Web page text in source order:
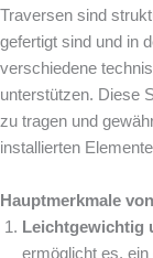
Traversen sind
gefertigt sind und in
verschiedene
unterstützen. Diese
zu tragen und
installierten
Hauptmerkmale
Leichtgewichtig
ermöglicht es,